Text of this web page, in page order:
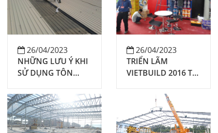
26/04/2023
NHỮNG LƯU Ý KHI
SỬ DỤNG TÔN
KLIPLOCK ĐỂ ĐẢM
BẢO CHO MÁI NHÀ
CỦA BẠN
26/04/2023
TRIỂN LÃM
VIETBUILD 2016 Từ